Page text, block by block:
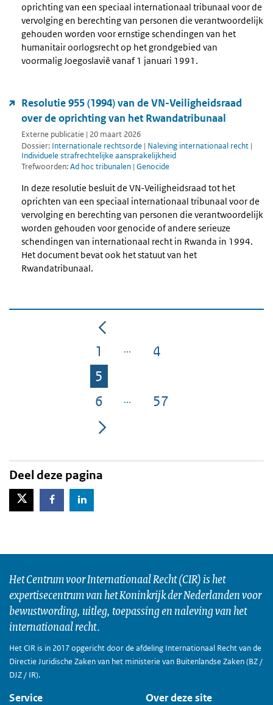
oprichting van een speciaal internationaal tribunaal voor de
vervolging en berechting van personen die verantwoordelijk
gehouden worden voor ernstige schendingen van het
humanitair oorlogsrecht op het grondgebied van
voormalig Joegoslavië vanaf 1 januari 1991.
Resolutie 955 (1994) van de VN-Veiligheidsraad
over de oprichting van het Rwandatribunaal
Externe publicatie | 20 maart 2026
Dossier: Internationale rechtsorde | Naleving internationaal recht |
Individuele strafrechtelijke aansprakelijkheid
Trefwoorden:Ad hoc tribunalen | Genocide
In deze resolutie besluit de VN-Veiligheidsraad tot het
oprichten van een speciaal internationaal tribunaal voor de
vervolging en berechting van personen die verantwoordelijk
worden gehouden voor genocide of andere serieuze
schendingen van internationaal recht in Rwanda in 1994.
Het document bevat ook het statuut van het
Rwandatribunaal.
Pagina
1 Pagina
4
Pagina
5
Pagina
6 Pagina
57
Deel deze pagina
X-TwitterFacebookLinkedIn
Het Centrum voor Internationaal Recht (CIR) is het
expertisecentrum van het Koninkrijk der Nederlanden voor
bewustwording, uitleg, toepassing en naleving van het
internationaal recht.
Het CIR is in 2017 opgericht door de afdeling Internationaal Recht van de
Directie Juridische Zaken van het ministerie van Buitenlandse Zaken (BZ /
DJZ / IR).
Service Over deze site